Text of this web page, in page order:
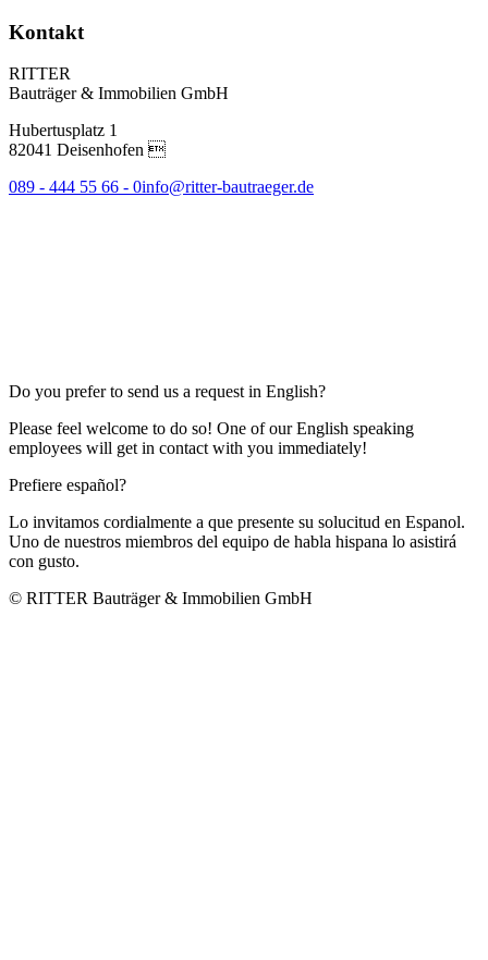
Kontakt
RITTER
Bauträger & Immobilien GmbH
Hubertusplatz 1
82041 Deisenhofen 
089 - 444 55 66 - 0info@ritter-bautraeger.de
Do you prefer to send us a request in English?
Please feel welcome to do so! One of our English speaking
employees will get in contact with you immediately!
Prefiere español?
Lo invitamos cordialmente a que presente su solucitud en Espanol.
Uno de nuestros miembros del equipo de habla hispana lo asistirá
con gusto.
© RITTER Bauträger & Immobilien GmbH